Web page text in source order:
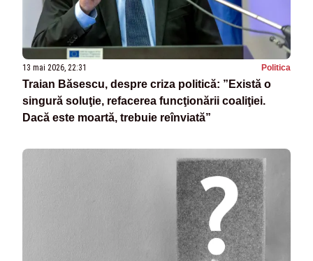
13 mai 2026, 22:31 Politica
Traian Băsescu, despre criza politică: ”Există o
singură soluţie, refacerea funcţionării coaliţiei.
Dacă este moartă, trebuie reînviată”